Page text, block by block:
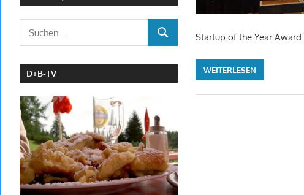
Startup of the Year Award.
WEITERLESEN
SUCHEN
D+B-TV